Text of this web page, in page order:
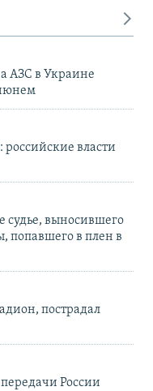
АЗС в Украине
власти
судье, выносившего
попавшего в плен в
пострадал
России